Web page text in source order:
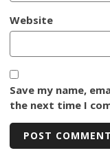
Website
Save my name,
the next time I